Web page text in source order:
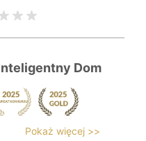
Dom
Pokaż więcej >>